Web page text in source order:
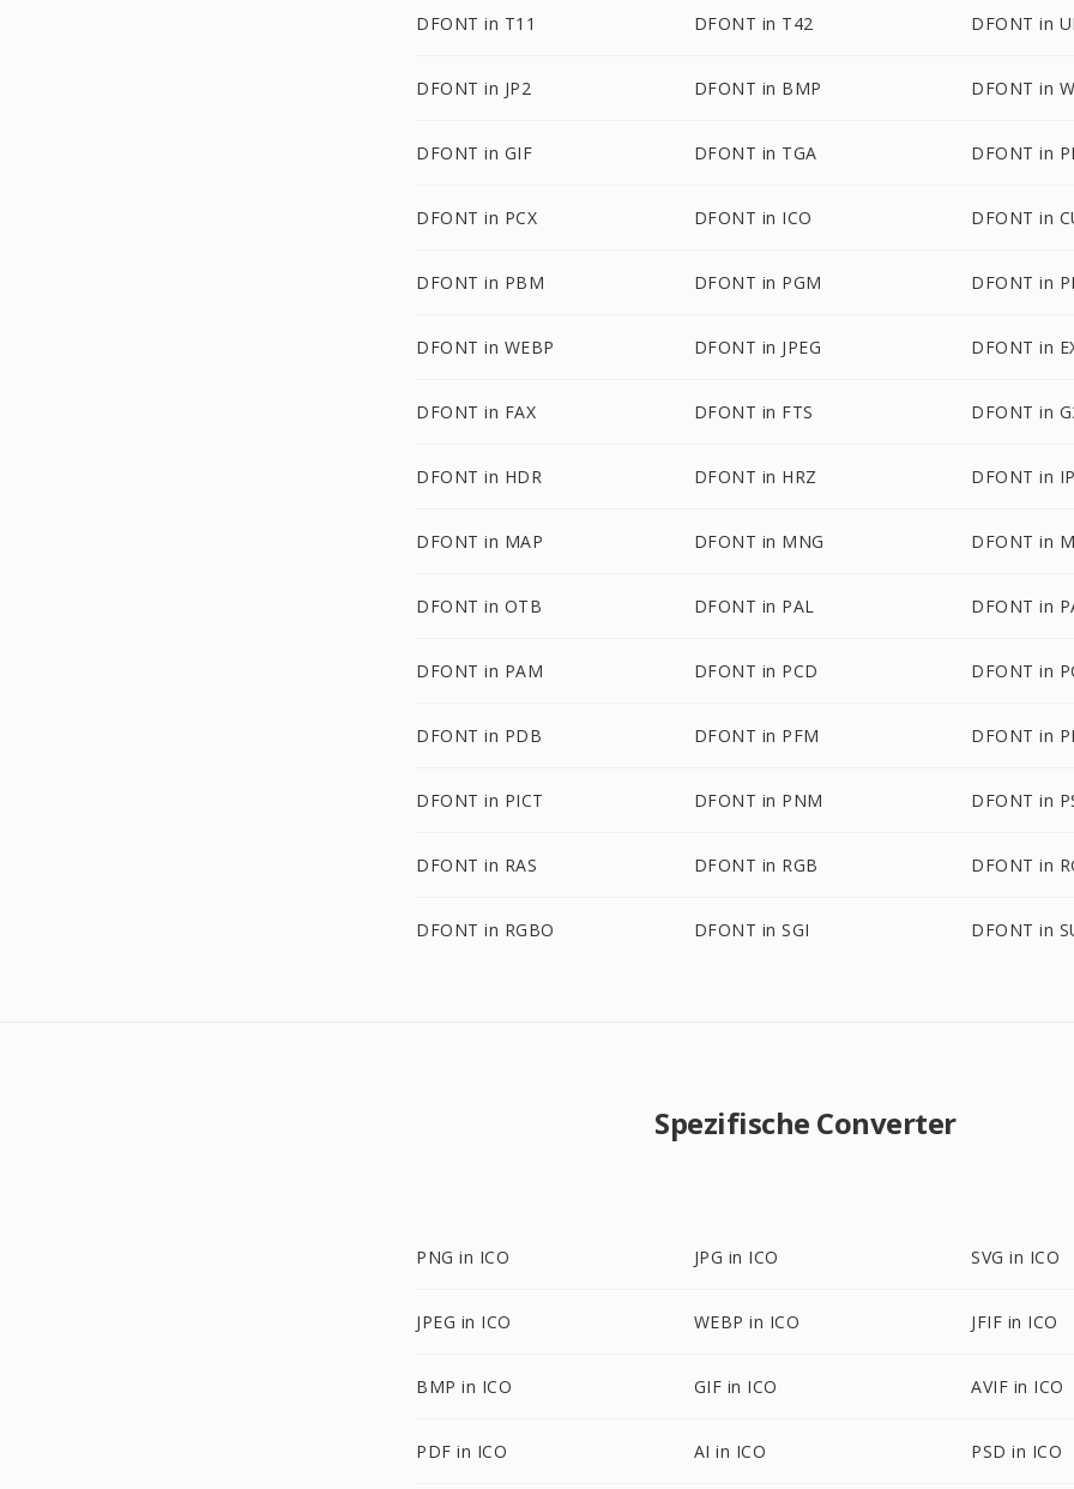
DFONT in T11 DFONT in T42 DFONT in
DFONT in JP2 DFONT in BMP DFONT in
DFONT in GIF DFONT in TGA DFONT in
DFONT in PCX DFONT in ICO DFONT in
DFONT in PBM DFONT in PGM DFONT in
DFONT in WEBP DFONT in JPEG DFONT in
DFONT in FAX DFONT in FTS DFONT in
DFONT in HDR DFONT in HRZ DFONT in
DFONT in MAP DFONT in MNG DFONT in
DFONT in OTB DFONT in PAL DFONT in
DFONT in PAM DFONT in PCD DFONT in
DFONT in PDB DFONT in PFM DFONT in
DFONT in PICT DFONT in PNM DFONT in
DFONT in RAS DFONT in RGB DFONT in
DFONT in RGBO DFONT in SGI DFONT in
Spezifische Converter
PNG in ICO JPG in ICO SVG in ICO
JPEG in ICO WEBP in ICO JFIF in ICO
BMP in ICO GIF in ICO AVIF in ICO
PDF in ICO AI in ICO PSD in ICO